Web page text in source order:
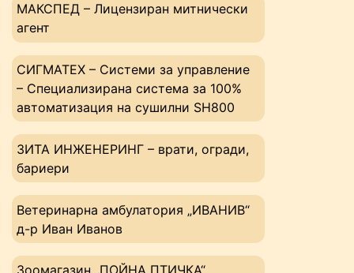
МАКСПЕД – Лицензиран митнически
агент
СИГМАТЕХ – Системи за управление
– Специализирана система за 100%
автоматизация на сушилни SH800
ЗИТА ИНЖЕНЕРИНГ – врати, огради,
бариери
Ветеринарна амбулатория „ИВАНИВ“
д-р Иван Иванов